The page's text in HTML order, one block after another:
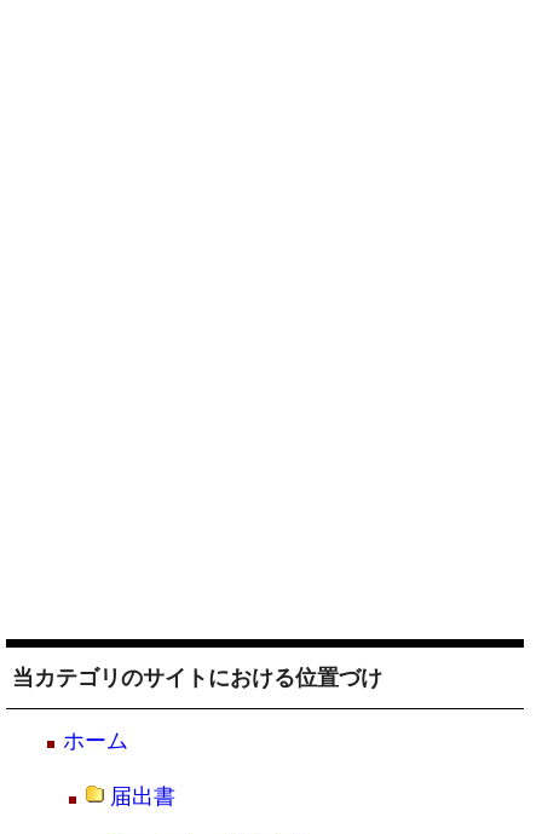
当カテゴリのサイトにおける位置づけ
ホーム
届出書